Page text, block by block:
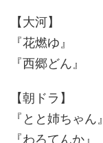
【大河】
『花燃ゆ』
『西郷どん』
【朝ドラ】
『とと姉ちゃん』
『わろてんか』